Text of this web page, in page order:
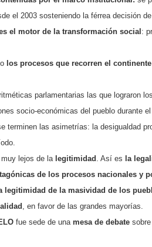
el 2003 sosteniendo la férrea decisión de
el motor de la transformación social :
los procesos que recorren el continente
parlamentarias las que lograron
socio-económicas del pueblo durante
terminen las asimetrías: la desigualdad
muy lejos de la legitimidad . Así es la
de los procesos nacionales y
legitimidad de la masividad de los
, en favor de las grandes mayorías.
fue sede de una mesa de debate sobre